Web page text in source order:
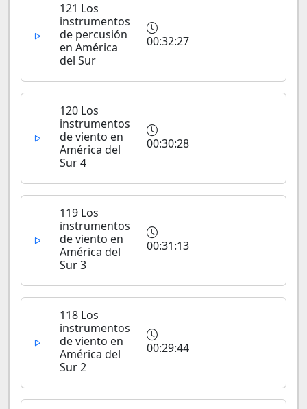
121 Los
instrumentos
de percusión
en América
del Sur
00:32:27
120 Los
instrumentos
de viento en
América del
Sur 4
00:30:28
119 Los
instrumentos
de viento en
América del
Sur 3
00:31:13
118 Los
instrumentos
de viento en
América del
Sur 2
00:29:44